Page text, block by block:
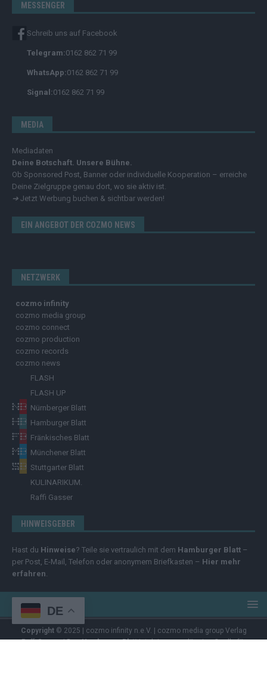
MESSENGER
Schreib uns auf Facebook
Telegram:0162 862 71 99
WhatsApp:0162 862 71 99
Signal:0162 862 71 99
MEDIA
Mediadaten
Deine Botschaft. Unsere Bühne.
Ob Sponsored Post, Banner oder individuelle Kooperation – erreiche
Deine Zielgruppe genau dort, wo sie aktiv ist.
➔ Jetzt Werbung buchen & sichtbar werden!
EIN ANGEBOT DER COZMO NEWS
NETZWERK
cozmo infinity
cozmo media group
cozmo connect
cozmo production
cozmo records
cozmo news
FLASH
FLASH UP
Nürnberger Blatt
Hamburger Blatt
Fränkisches Blatt
Münchener Blatt
Stuttgarter Blatt
KULINARIKUM.
Raffi Gasser
HINWEISGEBER
Hast du Hinweise? Teile sie vertraulich mit dem Hamburger Blatt –
per Post, E-Mail, Telefon oder anonymem Briefkasten – Hier mehr
erfahren.
Copyright© 2025 | cozmo infinity n.e.V. | cozmo media group Verlag
Raffi Gasser | DasHamburger Blattist deine zuverlässige Quelle für
DE